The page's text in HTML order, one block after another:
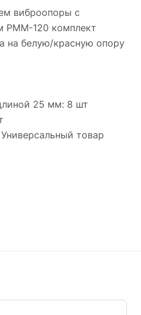
виброопоры с
РММ-120 комплект
на белую/красную опору
25 мм: 8 шт
товар